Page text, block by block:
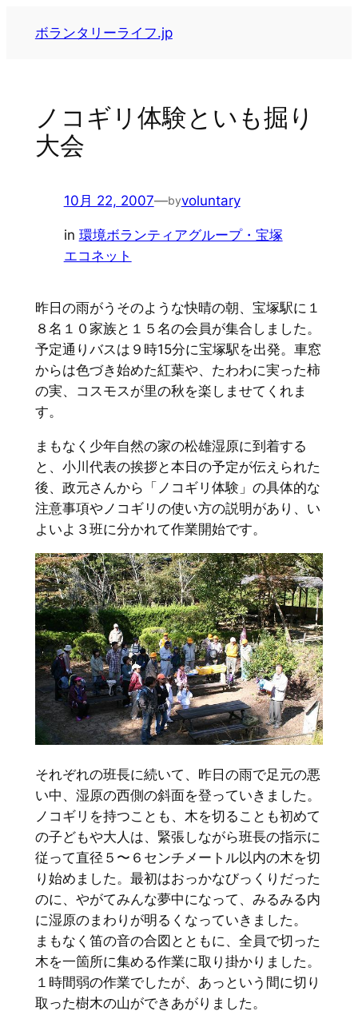
ボランタリーライフ.jp
ノコギリ体験といも掘り
大会
10月 22, 2007—byvoluntary
in 環境ボランティアグループ・宝塚
エコネット
昨日の雨がうそのような快晴の朝、宝塚駅に１
８名１０家族と１５名の会員が集合しました。
予定通りバスは９時15分に宝塚駅を出発。車窓
からは色づき始めた紅葉や、たわわに実った柿
の実、コスモスが里の秋を楽しませてくれま
す。
まもなく少年自然の家の松雄湿原に到着する
と、小川代表の挨拶と本日の予定が伝えられた
後、政元さんから「ノコギリ体験」の具体的な
注意事項やノコギリの使い方の説明があり、い
よいよ３班に分かれて作業開始です。
それぞれの班長に続いて、昨日の雨で足元の悪
い中、湿原の西側の斜面を登っていきました。
ノコギリを持つことも、木を切ることも初めて
の子どもや大人は、緊張しながら班長の指示に
従って直径５〜６センチメートル以内の木を切
り始めました。最初はおっかなびっくりだった
のに、やがてみんな夢中になって、みるみる内
に湿原のまわりが明るくなっていきました。
まもなく笛の音の合図とともに、全員で切った
木を一箇所に集める作業に取り掛かりました。
１時間弱の作業でしたが、あっという間に切り
取った樹木の山ができあがりました。